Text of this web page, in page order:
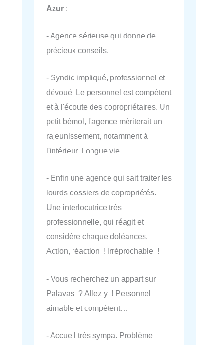
Azur :
- Agence sérieuse qui donne de
précieux conseils.
- Syndic impliqué, professionnel et
dévoué. Le personnel est compétent
et à l'écoute des copropriétaires. Un
petit bémol, l'agence mériterait un
rajeunissement, notamment à
l'intérieur. Longue vie…
- Enfin une agence qui sait traiter les
lourds dossiers de copropriétés.
Une interlocutrice très
professionnelle, qui réagit et
considère chaque doléances.
Action, réaction ! Irréprochable !
- Vous recherchez un appart sur
Palavas ? Allez y ! Personnel
aimable et compétent…
- Accueil très sympa. Problème